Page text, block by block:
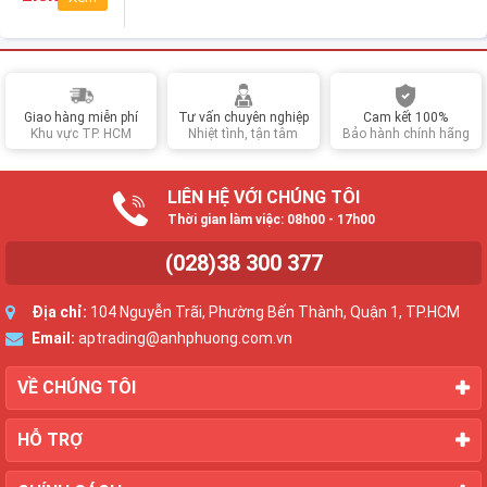
(Black)
Giao hàng miễn phí
Khu vực TP. HCM
Tư vấn chuyên nghiệp
Nhiệt tình, tận tâm
Cam kết 100%
Bảo hành chính hãng
LIÊN HỆ VỚI CHÚNG TÔI
Thời gian làm việc: 08h00 - 17h00
(028)38 300 377
Địa chỉ: 104 Nguyễn Trãi, Phường Bến Thành, Quận 1, TP.HCM
Email: aptrading@anhphuong.com.vn
VỀ CHÚNG TÔI
HỖ TRỢ